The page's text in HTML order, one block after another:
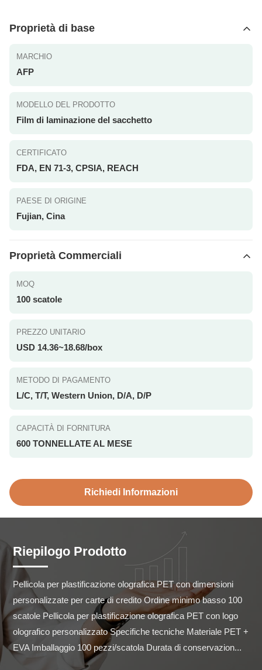
Proprietà di base
MARCHIO
AFP
MODELLO DEL PRODOTTO
Film di laminazione del sacchetto
CERTIFICATO
FDA, EN 71-3, CPSIA, REACH
PAESE DI ORIGINE
Fujian, Cina
Proprietà Commerciali
MOQ
100 scatole
PREZZO UNITARIO
USD 14.36~18.68/box
METODO DI PAGAMENTO
L/C, T/T, Western Union, D/A, D/P
CAPACITÀ DI FORNITURA
600 TONNELLATE AL MESE
Richiedi Informazioni
Riepilogo Prodotto
Pellicola per plastificazione olografica PET con dimensioni
personalizzate per carte di credito Ordine minimo basso 100
scatole Pellicola per plastificazione olografica PET con logo
olografico personalizzato Specifiche tecniche Materiale PET +
EVA Imballaggio 100 pezzi/scatola Durata di conservazion...